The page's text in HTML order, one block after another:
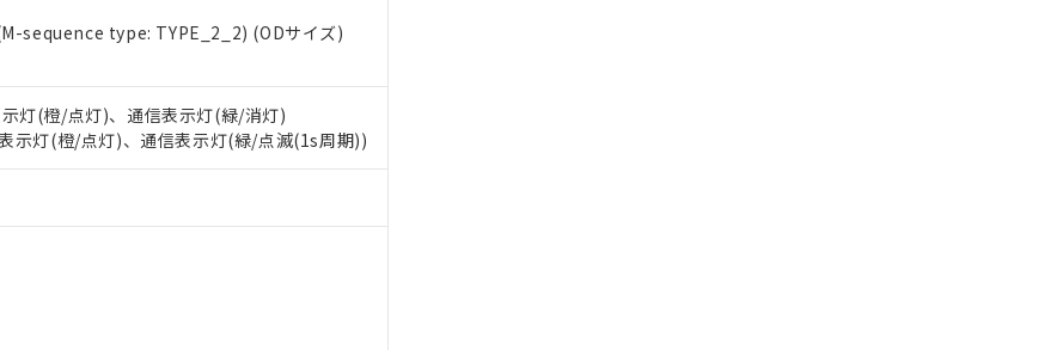
sequence type: TYPE_2_2) (ODサイズ)
灯(橙/点灯)、通信表示灯(緑/消灯)
示灯(橙/点灯)、通信表示灯(緑/点滅(1s周期))
き、同意のうえご利用ください。
令（10物質）の非含有に対応した製品が提供可能な商品です。
（10物質）の非含有に対応した製品に切り替える予定のある商品です。
指令（10物質）の非含有に非対応の商品で、対応品を出す予定はありません。
指令（10物質）の非含有の対応状況を調査中または確認中の商品です。
ど無形物で、有害物質有無と関係のない商品です。
含有部品としていたものが、含有品と判明した場合などやむを得ず変更すること
1000ppm以下、 カドミウム(Cd) 100ppm以下、
、ポリ臭化ビフェニル類(PBB) 1000ppm以下、ポリ臭化ジフェニルエーテル類(PBDE) 1000ppm以下、
) (DEHP)(別名：DOP) 1000ppm以下、フタル酸ブチルベンジル（BBP） 1000ppm以下、フタル酸ジブチ
ル酸ジイソブチル (DIBP) 1000ppm以下
よび制御機器に対する適用除外項目は除く。
販売部門へお問い合わせください。
T26572)：
、 Cd(カドミウム) : 100ppm、
PBBs(ポリ臭化ビフェニル類) : 1000ppm、 PBDEs(ポリ臭化ジフェニルエーテル類) : 1000ppm、